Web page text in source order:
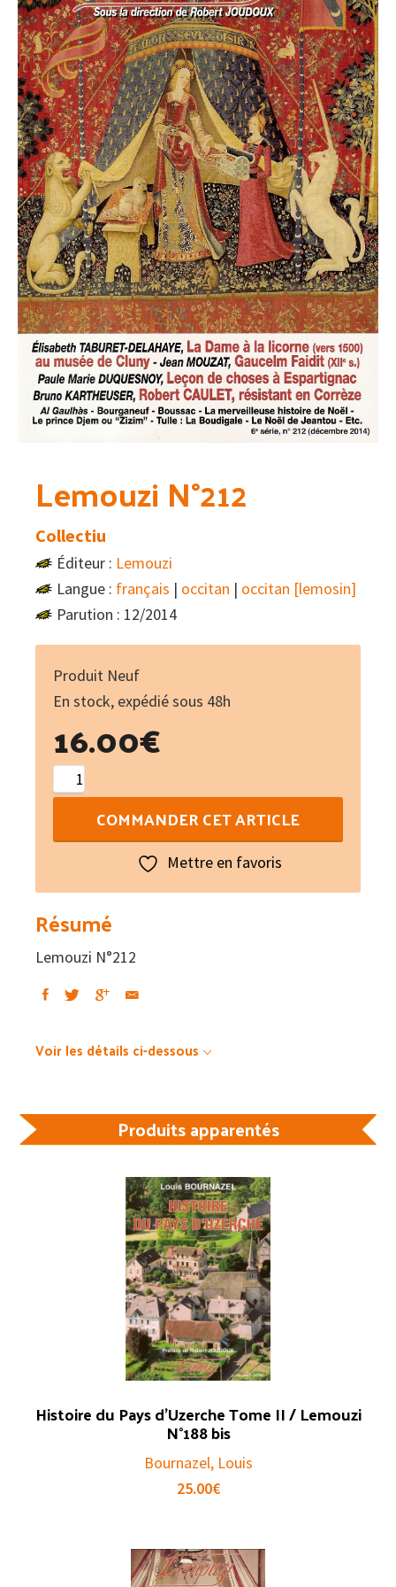
Lemouzi N°212
Collectiu
Éditeur : Lemouzi
Langue : français | occitan | occitan [lemosin]
Parution : 12/2014
Produit Neuf
En stock, expédié sous 48h
16.00€
quantité
de
LemouziCOMMANDER CET ARTICLE
Mettre en favoris
Résumé
Lemouzi N°212
Voir les détails ci-dessous
Produits apparentés
Histoire du Pays d’Uzerche Tome II / Lemouzi
N°188 bis
Bournazel, Louis
25.00€